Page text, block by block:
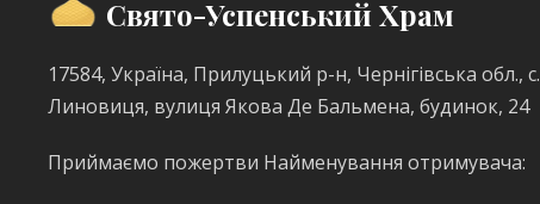
Свято-Успенський Храм
17584, Україна, Прилуцький р-н, Чернігівська обл., с.
Линовиця, вулиця Якова Де Бальмена, будинок, 24
Приймаємо пожертви Найменування отримувача: